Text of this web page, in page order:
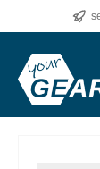
au
Passer à la
Passer à